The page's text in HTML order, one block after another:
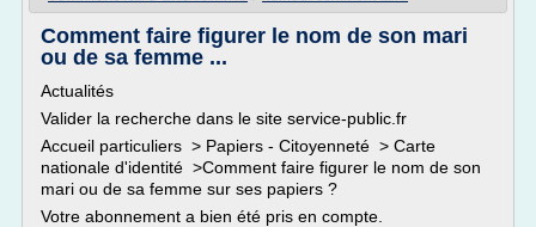
Comment faire figurer le nom de son mari
ou de sa femme ...
Actualités
Valider la recherche dans le site service-public.fr
Accueil particuliers > Papiers - Citoyenneté > Carte
nationale d'identité >Comment faire figurer le nom de son
mari ou de sa femme sur ses papiers ?
Votre abonnement a bien été pris en compte.